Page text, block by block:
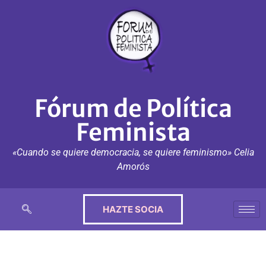
Fórum de Política
Feminista
«Cuando se quiere democracia, se quiere feminismo» Celia
Amorós
HAZTE SOCIA